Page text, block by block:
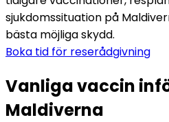
sjukdomssituation på
bästa möjliga skydd.
Boka tid för reserådgivning
Vanliga vaccin
Maldiverna